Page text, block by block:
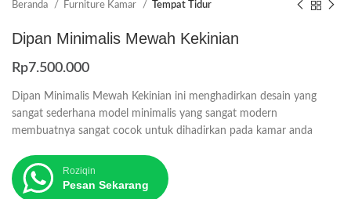
Beranda Furniture Kamar Tempat Tidur
Dipan Minimalis Mewah Kekinian
Rp7.500.000
Dipan Minimalis Mewah Kekinian ini menghadirkan desain yang
sangat sederhana model minimalis yang sangat modern
membuatnya sangat cocok untuk dihadirkan pada kamar anda
Roziqin
Pesan Sekarang